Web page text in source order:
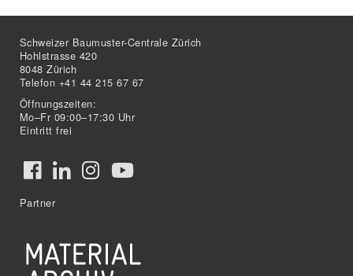
Schweizer Baumuster-Centrale Zürich
Hohlstrasse 420
8048 Zürich
Telefon +41 44 215 67 67
Öffnungszeiten:
Mo–Fr 09:00–17:30 Uhr
Eintritt frei
Partner